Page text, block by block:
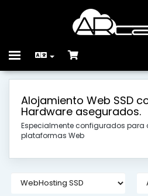
Toggle
Magazin
Anunțuri
Biblioteca de cunoștințe
Starea sistemelor
Alojamiento Web SSD
Hardware asegurados.
Especialmente configurados para
plataformas Web